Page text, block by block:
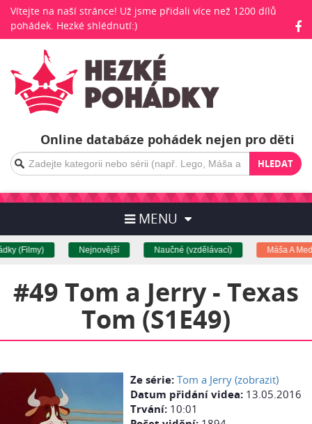
Vítejte na naší stránce! Už jsme přidali více než 1200 dílů
pohádek. Hezké shlédnutí:)
Online databáze pohádek nejen pro děti
HLEDAT
MENU
(Filmy) Nejnovější Naučné (vzdělávací) Máša A
#49 Tom a Jerry - Texas
Tom (S1E49)
Ze série: Tom a Jerry (zobrazit)
Datum přidání videa: 13.05.2016
Trvání: 10:01